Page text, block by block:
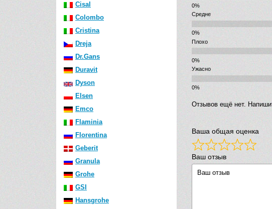
Cisal
Colombo
Cristina
Dreja
Dr.Gans
Duravit
Dyson
Elsen
Emco
Flaminia
Florentina
Geberit
Granula
Grohe
GSI
Hansgrohe
Средне
Плохо
Ужасно
Отзывов ещё нет.
Ваша общая оценка
Ваш отзыв